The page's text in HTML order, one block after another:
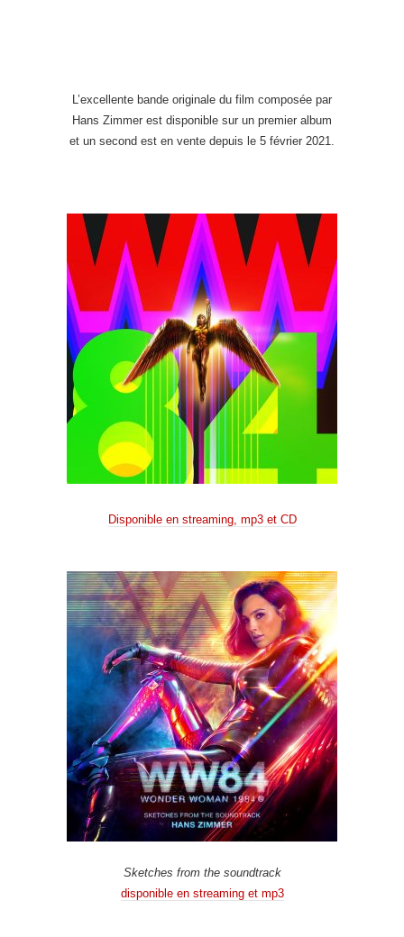
L’excellente bande originale du film composée par
Hans Zimmer est disponible sur un premier album
et un second est en vente depuis le 5 février 2021.
Disponible en streaming, mp3 et CD
Sketches from the soundtrack
disponible en streaming et mp3